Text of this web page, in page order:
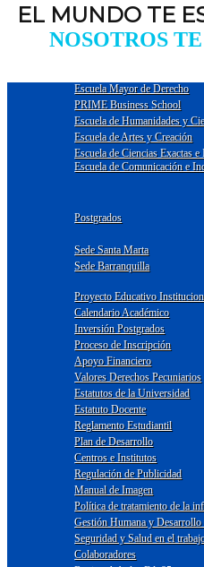
EL MUNDO TE
NOSOTROS
Escuela Mayor de Derecho
PRIME Business School
Escuela de Humanidades y
Escuela de Artes y Creación
Escuela de Ciencias Exactas e
Escuela de Comunicación e
Postgrados
Sede Santa Marta
Sede Barranquilla
Proyecto Educativo
Calendario Académico
Inversión Postgrados
Proceso de Inscripción
Apoyo Financiero
Valores Derechos Pecuniarios
Estatutos de la Universidad
Estatuto Docente
Reglamento Estudiantil
Plan de Desarrollo
Centros e Institutos
Regulación de Publicidad
Manual de Imagen
Política de tratamiento de la
Gestión Humana y
Seguridad y Salud en el
Colaboradores